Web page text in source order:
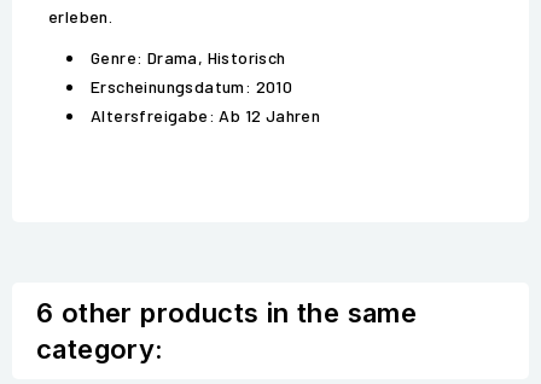
erleben.
Genre: Drama, Historisch
Erscheinungsdatum: 2010
Altersfreigabe: Ab 12 Jahren
6 other products in the same
category: